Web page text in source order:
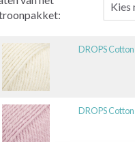
DROPS
DROPS